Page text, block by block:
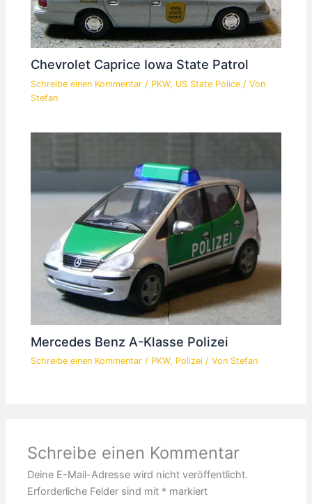
Chevrolet Caprice Iowa State Patrol
Schreibe einen Kommentar / PKW, US State Police / Von
Stefan
Mercedes Benz A-Klasse Polizei
Schreibe einen Kommentar / PKW, Polizei / Von Stefan
Schreibe einen Kommentar
Deine E-Mail-Adresse wird nicht veröffentlicht.
Erforderliche Felder sind mit * markiert